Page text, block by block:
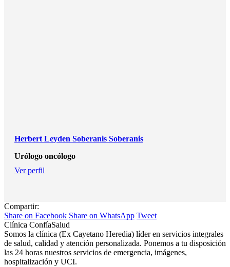
Herbert Leyden Soberanis Soberanis
Urólogo oncólogo
Ver perfil
Compartir:
Share on FacebookShare
on
Facebook
Share on WhatsAppShare
WhatsApp
TweetShare
Twitter
Clínica ConfíaSalud
Somos la clínica (Ex Cayetano Heredia) líder en servicios integrales
de salud, calidad y atención personalizada. Ponemos a tu disposición
las 24 horas nuestros servicios de emergencia, imágenes,
hospitalización y UCI.